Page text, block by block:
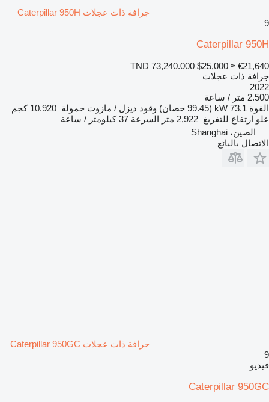
جرافة ذات عجلات Caterpillar 950H
9
Caterpillar 950H
TND 73,240.000 $25,000 ≈ €21,640
جرافة ذات عجلات
2022
2.500 متر / ساعة
القوة 73.1 kW (99.45 حصان) وقود ديزل / مازوت حمولة 10.920 كجم
علو ارتفاع للتفريغ 2,922 متر السرعة 37 كيلومتر / ساعة
الصين، Shanghai
الاتصال بالبائع
جرافة ذات عجلات Caterpillar 950GC
9
فيديو
Caterpillar 950GC